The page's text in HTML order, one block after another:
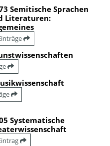
Semitische Sprachen
Literaturen:
Systematische